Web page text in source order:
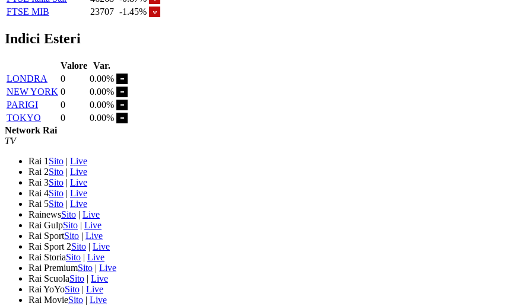
FTSE MIB
23707 -1.45%
Indici Esteri
Valore Var.
LONDRA
0
0.00%
NEW YORK 0
0.00%
PARIGI
0
0.00%
TOKYO
0
0.00%
Network Rai
TV
Rai 1 Sito | Live
Rai 2Sito | Live
Rai 3Sito | Live
Rai 4Sito | Live
Rai 5Sito | Live
RainewsSito | Live
Rai GulpSito | Live
Rai SportSito | Live
Rai Sport 2Sito | Live
Rai StoriaSito | Live
Rai PremiumSito | Live
Rai ScuolaSito | Live
Rai YoYoSito | Live
Rai MovieSito | Live